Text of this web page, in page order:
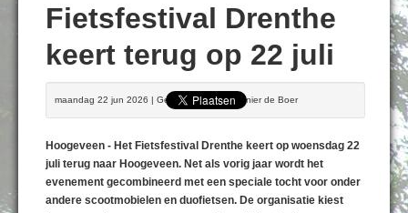
Alle categorieën
Over Bennie Wolbers
Fotoboek
nieuwe rugsponsor
Najaar '26 staat live!
102 kaarsen voor eeuwling Mieke Sijbom-Maatje
Emmen wint op Open Dag overtuigend van Almere City
Treffer van Quispel bezorgt FC Emmen droomstart
Fietsfestival Drenthe
keert terug op 22 juli
maandag 22 jun 2026 | Geschreven door Reinier de Boer
Hoogeveen - Het Fietsfestival Drenthe keert op woensdag 22
juli terug naar Hoogeveen. Net als vorig jaar wordt het
evenement gecombineerd met een speciale tocht voor onder
andere scootmobielen en duofietsen. De organisatie kiest